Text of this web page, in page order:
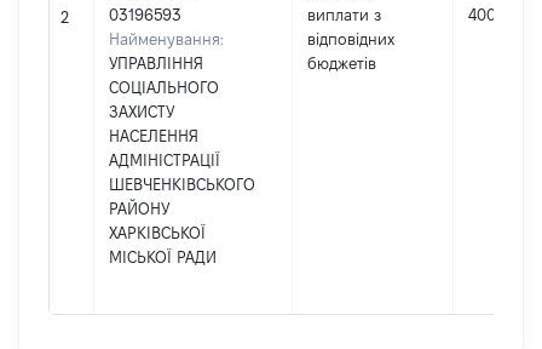
2
03196593
Найменування:
УПРАВЛІННЯ
СОЦІАЛЬНОГО
ЗАХИСТУ
НАСЕЛЕННЯ
АДМІНІСТРАЦІЇ
ШЕВЧЕНКІВСЬКОГО
РАЙОНУ
ХАРКІВСЬКОЇ
МІСЬКОЇ РАДИ
виплати з
відповідних
бюджетів
4000